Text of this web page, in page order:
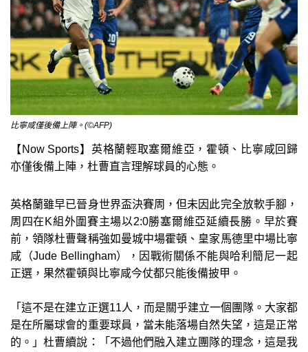
比寧咸僅後備上陣。(©AFP)
【Now Sports】英格蘭輕取塞爾維亞，霍頓、比寧咸回歸
亦僅後備上陣，杜曹直言理解球員的心態。
英格蘭雖早已晉身世界盃決賽周，但未因此完全放軟手腳，
周四在K組外圍賽主場以2:0勝塞爾維亞延續長勝。早於賽
前，領隊杜曹聲稱強如曼城中場霍頓、皇家馬德里中場比寧
咸（Jude Bellingham），因戰術關係不能與哈利簡尼一起
正選，果然霍頓與比寧咸今仗都只能後備披甲。
「這不是在建立正選11人，而是關乎建立一個團隊。大家都
是在所屬球會的重要球員，當未能落場自然失望，這是正常
的。」杜曹續說：「不過他們融入建立團隊的理念，這是我